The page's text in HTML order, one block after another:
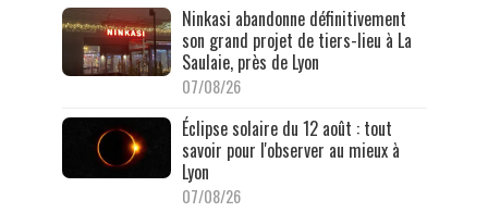
Ninkasi abandonne définitivement
son grand projet de tiers-lieu à La
Saulaie, près de Lyon
07/08/26
Éclipse solaire du 12 août : tout
savoir pour l'observer au mieux à
Lyon
07/08/26